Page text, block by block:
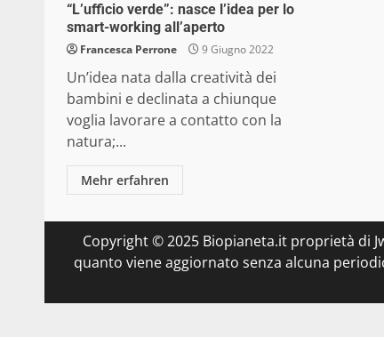
“L’ufficio verde”: nasce l’idea per lo
smart-working all’aperto
Francesca Perrone 9 Giugno 2022
Un’idea nata dalla creatività dei
bambini e declinata a chiunque
voglia lavorare a contatto con la
natura;...
Mehr erfahren
Copyright © 2025 Biopianeta.it proprietà di
quanto viene aggiornato senza alcuna